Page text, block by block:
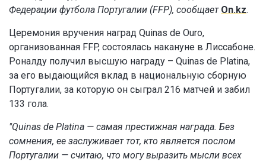
Федерации футбола Португалии (FFP), сообщает On.kz.
Церемония вручения наград Quinas de Ouro,
организованная FFP, состоялась накануне в Лиссабоне.
Роналду получил высшую награду – Quinas de Platina,
за его выдающийся вклад в национальную сборную
Португалии, за которую он сыграл 216 матчей и забил
133 гола.
"Quinas de Platina — самая престижная награда. Без
сомнения, ее заслуживает тот, кто является послом
Португалии — считаю, что могу выразить мысли всех